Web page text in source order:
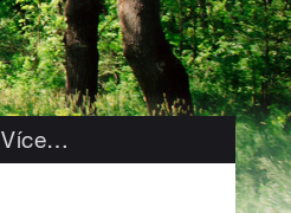
Více…